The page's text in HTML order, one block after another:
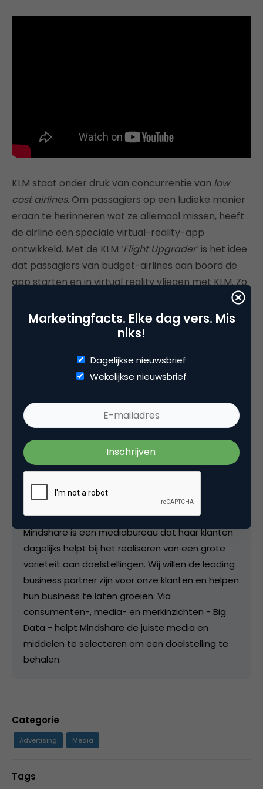
KLM staat onder druk van concurrentie van low
cost airlines. Om passagiers op een ludieke manier
eraan te herinneren wat ze allemaal missen, heeft
de airline een speciale virtual-reality-app
ontwikkeld. Met de KLM ‘Flight Upgrader’ is het idee
dat passagiers van budget-airlines aan boord de
app starten en in virtual reality vliegen met KLM. Zo
hoeven ze nooit te worden geconfronteerd met de
brute werkelijkheid van de budgetvlucht. De video is
inmiddels al meer dan 20.000 keer bekeken.
Deel dit artikel
Kopieer link
Guleed Afhakame
Content marketeer bij Mindshare
Mindshare is een mediabureau dat haar klanten
dagelijks helpt bij het realiseren van een grote
variëteit aan doelstellingen. Wij willen de leading
business partner zijn voor onze klanten en helpen
hun business te laten groeien. Via
consumenten-, media- en merkinzichten - Big
Data - helpt Mindshare de juiste media en
middelen te selecteren om een doelstelling te
behalen.
Categorie
Advertising Media
Tags
Marketingfacts. Elke dag vers. Mis
niks!
Dagelijkse nieuwsbrief
Wekelijkse nieuwsbrief